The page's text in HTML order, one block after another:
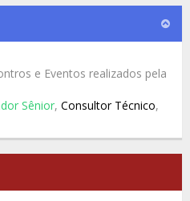
e Eventos realizados pela
Sênior, Consultor Técnico,